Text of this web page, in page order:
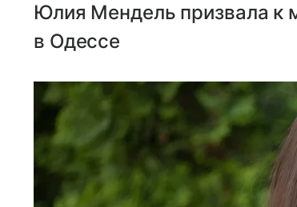
Юлия Мендель призвала к
в Одессе